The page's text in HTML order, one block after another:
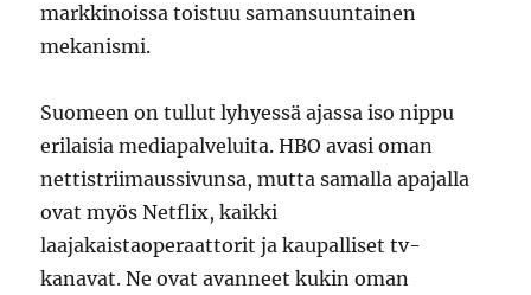
markkinoissa toistuu samansuuntainen
mekanismi.
Suomeen on tullut lyhyessä ajassa iso nippu
erilaisia mediapalveluita. HBO avasi oman
nettistriimaussivunsa, mutta samalla apajalla
ovat myös Netflix, kaikki
laajakaistaoperaattorit ja kaupalliset tv-
kanavat. Ne ovat avanneet kukin oman